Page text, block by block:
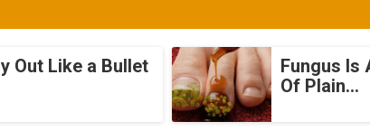
Out Like a Bullet
Fungus Is
Of Plain...